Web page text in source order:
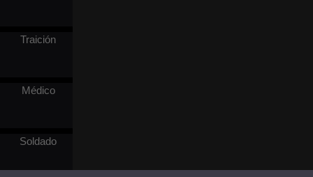
Traición
Médico
Soldado